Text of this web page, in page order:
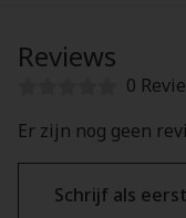
Reviews
0
Er zijn nog geen
Schrijf als